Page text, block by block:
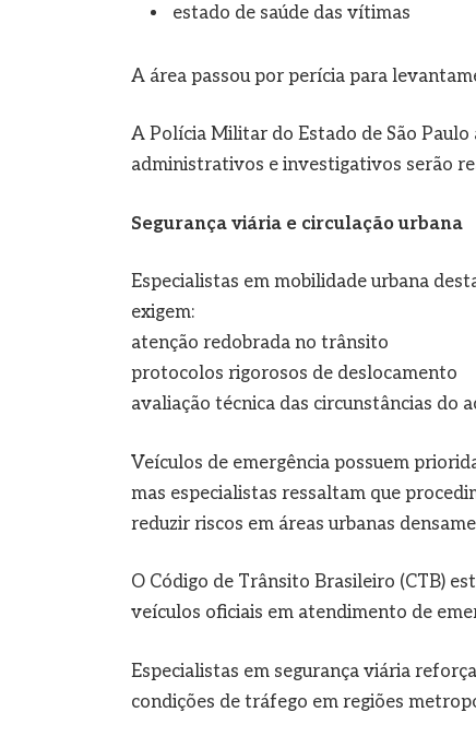
estado de saúde das vítimas
A área passou por perícia para
A Polícia Militar do Estado de São
administrativos e investigativos serão
Segurança viária e circulação urbana
Especialistas em mobilidade urbana
exigem:
atenção redobrada no trânsito
protocolos rigorosos de deslocamento
avaliação técnica das circunstâncias do
Veículos de emergência possuem
mas especialistas ressaltam que
reduzir riscos em áreas urbanas
O Código de Trânsito Brasileiro (CTB)
veículos oficiais em atendimento de
Especialistas em segurança viária
condições de tráfego em regiões